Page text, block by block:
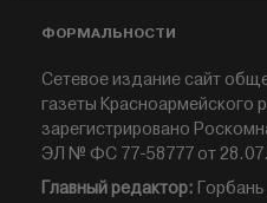
ФОРМАЛЬНОСТИ
Сетевое издание сайт
газеты Красноармейского
зарегистрировано
ЭЛ № ФС 77-58777 от
Главный редактор: